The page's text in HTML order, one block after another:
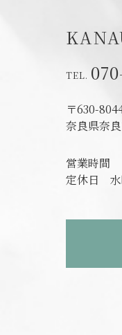
〒630-
奈良県奈
営業時間
定休日